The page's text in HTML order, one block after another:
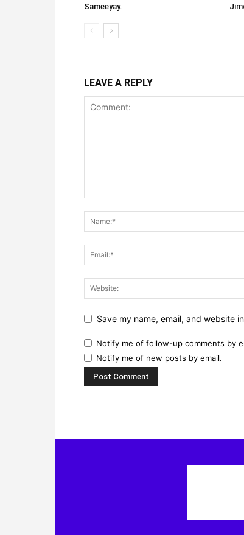
Sameeyay.
LEAVE A REPLY
Save my name, email, and website
Notify me of follow-up comments by
Notify me of new posts by email.